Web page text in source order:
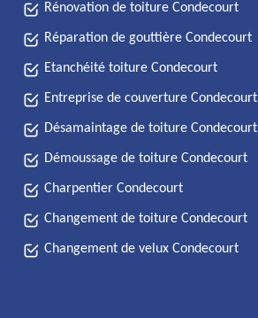
Rénovation de toiture Condecourt
Réparation de gouttière Condecourt
Etanchéité toiture Condecourt
Entreprise de couverture Condecourt
Désamaintage de toiture Condecourt
Démoussage de toiture Condecourt
Charpentier Condecourt
Changement de toiture Condecourt
Changement de velux Condecourt